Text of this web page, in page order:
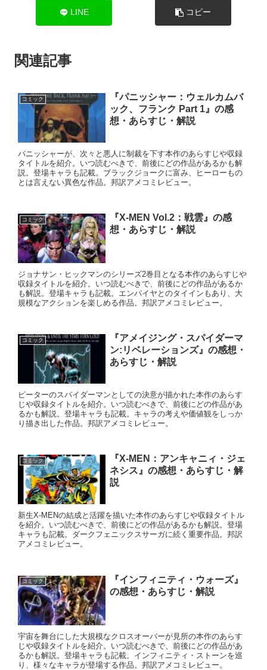
LINE コピー
関連記事
コミック
『パニッシャー：ウェルカムバ
ック、フランク Part 1』の感
想・あらすじ・解説
パニッシャーが、次々と悪人に制裁を下す本作のあらすじや収録
タイトルを紹介。いつ読むべきで、前後にどの作品があるかも解
説。登場キャラも記載。ブラックジョークに富み、ヒーローもの
とは言えない異色な作品。邦訳アメコミレビュー。
コミック
『X-MEN Vol.2：戦雲』の感
想・あらすじ・解説
ジョナサン・ヒックマンのシリーズ2巻目となる本作のあらすじや
収録タイトルを紹介。いつ読むべきで、前後にどの作品があるか
も解説。登場キャラも記載。エンパイヤとのタイインもあり、大
規模なアクションを楽しめる作品。邦訳アメコミレビュー。
コミック
『アメイジング・スパイダーマ
ン:リベレーションズ』の感想・
あらすじ・解説
ピーターのスパイダーマンとしての決意が描かれた本作のあらす
じや収録タイトルを紹介。いつ読むべきで、前後にどの作品があ
るかも解説。登場キャラも記載。キャラの考えや価値観をしっか
り描き出した作品。邦訳アメコミレビュー。
コミック
『X-MEN：アンキャニィ・ジェ
ネシス』の感想・あらすじ・解
説
新生X-MENの結成と活躍を描いた本作のあらすじや収録タイトル
を紹介。いつ読むべきで、前後にどの作品があるかも解説。登場
キャラも記載。ダークフェニックスサーガに続く重要作品。邦訳
アメコミレビュー。
コミック
『インフィニティ・ウォーズ』
の感想・あらすじ・解説
宇宙を舞台にした大規模なクロスオーバーが見所の本作のあらす
じや収録タイトルを紹介。いつ読むべきで、前後にどの作品があ
るかも解説。登場キャラも記載。インフィニティ・ストーンを巡
り、様々なキャラが登場する作品。邦訳アメコミレビュー。